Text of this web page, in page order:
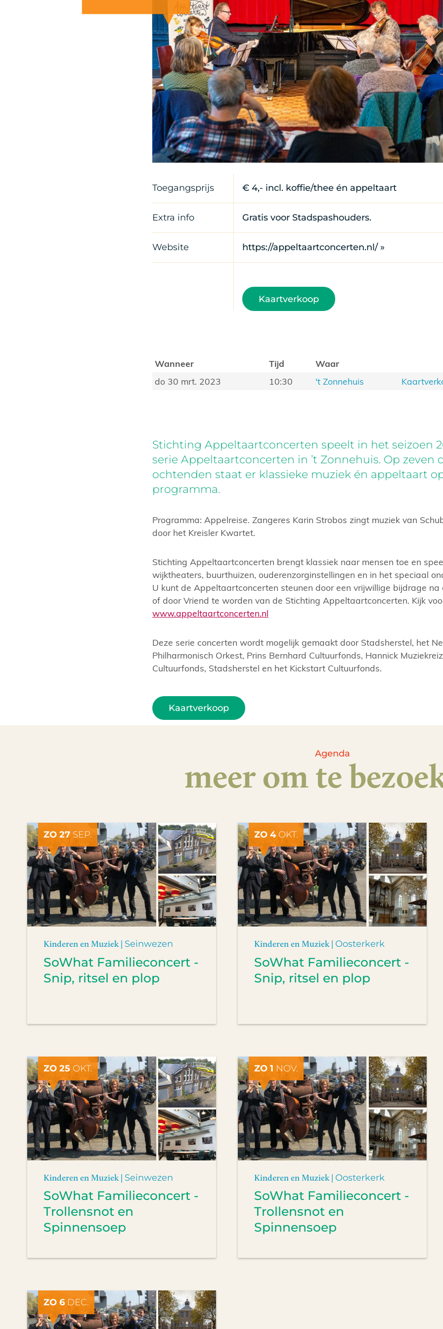
Copyright Gerrit Alink
Toegangsprijs € 4,- incl. koffie/thee én appeltaart
Extra info Gratis voor Stadspashouders.
Website https://appeltaartconcerten.nl/ »
Kaartverkoop
Wanneer Tijd
Waar
do 30 mrt. 2023
10:30 't Zonnehuis
Stichting Appeltaartconcerten speelt in het seizoen
serie Appeltaartconcerten in ’t Zonnehuis. Op zeven
ochtenden staat er klassieke muziek én appeltaart
programma.
Programma: Appelreise. Zangeres Karin Strobos zingt muziek van
door het Kreisler Kwartet.
Stichting Appeltaartconcerten brengt klassiek naar mensen toe en
wijktheaters, buurthuizen, ouderenzorginstellingen en in het speciaal
U kunt de Appeltaartconcerten steunen door een vrijwillige bijdrage
of door Vriend te worden van de Stichting Appeltaartconcerten. Kijk
www.appeltaartconcerten.nl
Deze serie concerten wordt mogelijk gemaakt door Stadsherstel, het
Philharmonisch Orkest, Prins Bernhard Cultuurfonds, Hannick
Cultuurfonds, Stadsherstel en het Kickstart Cultuurfonds.
Kaartverkoop
Agenda
meer om te
ZO 27 SEP.
Kinderen en Muziek | Seinwezen
SoWhat Familieconcert -
Snip, ritsel en plop
ZO 4OKT.
Kinderen en Muziek | Oosterkerk
SoWhat Familieconcert -
Snip, ritsel en plop
ZO 25 OKT.
Kinderen en Muziek | Seinwezen
SoWhat Familieconcert -
Trollensnot en
Spinnensoep
ZO 1 NOV.
Kinderen en Muziek | Oosterkerk
SoWhat Familieconcert -
Trollensnot en
Spinnensoep
ZO 6 DEC.